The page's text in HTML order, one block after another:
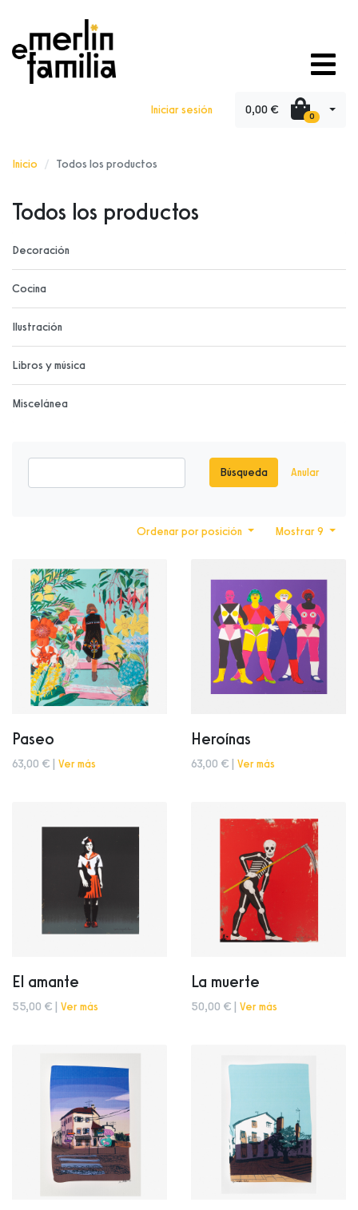
Iniciar sesión 0,00 € 0
Inicio Todos los productos
Todos los productos
Decoración
Cocina
Ilustración
Libros y música
Miscelánea
Búsqueda Anular
Mostrar 9
Ordenar por posición
Paseo
63,00 € | Ver más
Heroínas
63,00 € | Ver más
El amante
55,00 € | Ver más
La muerte
50,00 € | Ver más